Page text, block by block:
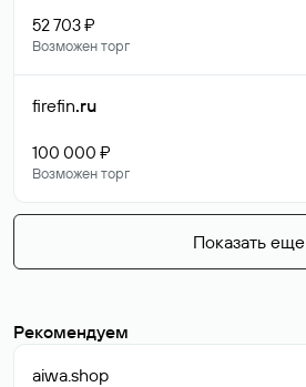
52 703 ₽
Возможен торг
firefin.ru
100 000 ₽
Возможен торг
Показать еще
Рекомендуем
aiwa.shop